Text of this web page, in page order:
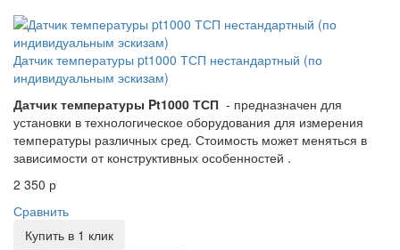
Датчик температуры pt1000 ТСП нестандартный (по
индивидуальным эскизам)
Датчик температуры Pt1000 ТСП - предназначен для
установки в технологическое оборудования для измерения
температуры различных сред. Стоимость может меняться в
зависимости от конструктивных особенностей .
2 350 р
Сравнить
Купить в 1 клик